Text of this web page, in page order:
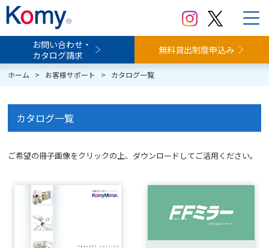
お問い合わせ・
カタログ請求
無料貸出制度申込み
ホーム > お客様サポート > カタログ一覧
カタログ一覧
ご希望の冊子画像をクリックの上、ダウンロードしてご活用ください。